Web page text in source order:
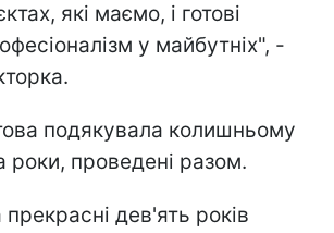
які маємо, і готові
у майбутніх", -
подякувала колишньому
роки, проведені разом.
дев'ять років